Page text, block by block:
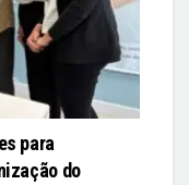
para
do